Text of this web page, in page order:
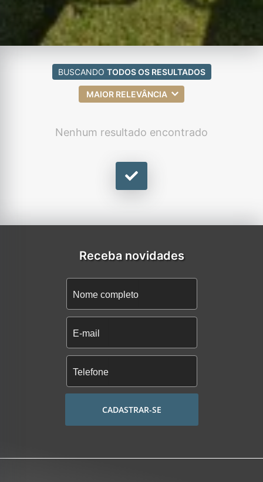
BUSCANDO TODOS OS RESULTADOS
MAIOR RELEVÂNCIA
Nenhum resultado encontrado
Receba novidades
CADASTRAR-SE